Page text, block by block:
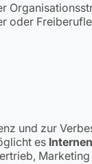
oder
und zur
es